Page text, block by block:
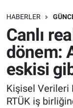
HABERLER
Canlı
dönem:
eskisi
Kişisel Verileri
RTÜK iş
SAĞLIK
EKONOMİ
EĞİTİM
ÖZEL